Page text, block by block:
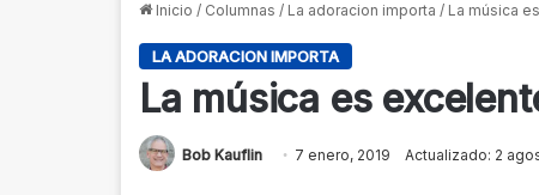
Inicio / Columnas / La adoracion importa / La música
LA ADORACION IMPORTA
La música es
Bob Kauflin 7 enero, 2019 Actualizado: 2